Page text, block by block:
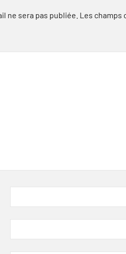
ne sera pas publiée. Les champs